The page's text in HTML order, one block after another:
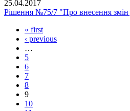
25.04.2017
Рішення №75/7 "Про внесення змін
« first
‹ previous
…
5
6
7
8
9
10